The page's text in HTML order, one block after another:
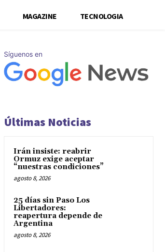
MAGAZINE TECNOLOGIA
Síguenos en
Últimas Noticias
Irán insiste: reabrir
Ormuz exige aceptar
“nuestras condiciones”
agosto 8, 2026
25 días sin Paso Los
Libertadores:
reapertura depende de
Argentina
agosto 8, 2026